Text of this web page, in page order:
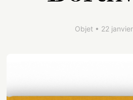
Objet • 22